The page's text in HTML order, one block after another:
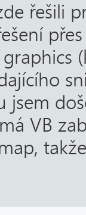
řešili
jsem
VB